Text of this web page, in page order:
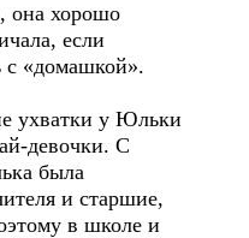
она хорошо
если
с «домашкой».
ухватки у Юльки
девочки. С
была
и старшие,
в школе и